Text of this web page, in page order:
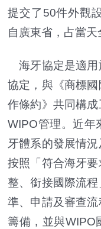
提交了50件外觀
自廣東省，占當天
海牙協定是適用
協定，與《商標
作條約》共同構
WIPO管理。近年
牙體系的發展情
按照「符合海牙
整、銜接國際流
準、申請及審查
籌備，並與WIPO